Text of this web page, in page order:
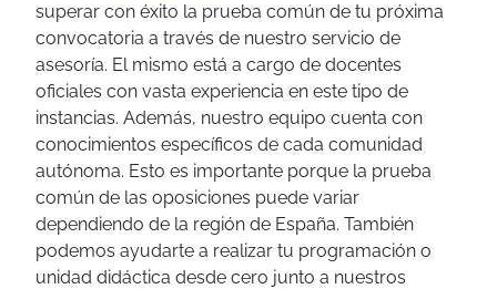
superar con éxito la prueba común de tu próxima
convocatoria a través de nuestro servicio de
asesoría. El mismo está a cargo de docentes
oficiales con vasta experiencia en este tipo de
instancias. Además, nuestro equipo cuenta con
conocimientos específicos de cada comunidad
autónoma. Esto es importante porque la prueba
común de las oposiciones puede variar
dependiendo de la región de España. También
podemos ayudarte a realizar tu programación o
unidad didáctica desde cero junto a nuestros